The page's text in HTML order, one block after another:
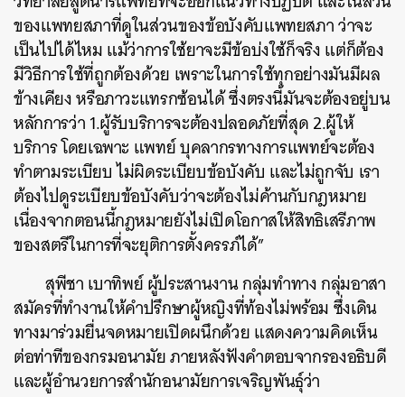
ของแพทยสภาที่ดูในส่วนของข้อบังคับแพทยสภา ว่าจะ
เป็นไปได้ไหม แม้ว่าการใช้ยาจะมีข้อบ่งใช้ก็จริง แต่ก็ต้อง
มีวิธีการใช้ที่ถูกต้องด้วย เพราะในการใช้ทุกอย่างมันมีผล
ข้างเคียง หรือภาวะแทรกซ้อนได้ ซึ่งตรงนี้มันจะต้องอยู่บน
หลักการว่า 1.ผู้รับบริการจะต้องปลอดภัยที่สุด 2.ผู้ให้
บริการ โดยเฉพาะ แพทย์ บุคลากรทางการแพทย์จะต้อง
ทำตามระเบียบ ไม่ผิดระเบียบข้อบังคับ และไม่ถูกจับ เรา
ต้องไปดูระเบียบข้อบังคับว่าจะต้องไม่ค้านกับกฎหมาย
เนื่องจากตอนนี้กฎหมายยังไม่เปิดโอกาสให้สิทธิเสรีภาพ
ของสตรีในการที่จะยุติการตั้งครรภ์ได้”
สุพีชา เบาทิพย์ ผู้ประสานงาน กลุ่มทำทาง กลุ่มอาสา
สมัครที่ทำงานให้คำปรึกษาผู้หญิงที่ท้องไม่พร้อม ซึ่งเดิน
ทางมาร่วมยื่นจดหมายเปิดผนึกด้วย แสดงความคิดเห็น
ต่อท่าทีของกรมอนามัย ภายหลังฟังคำตอบจากรองอธิบดี
และผู้อำนวยการสำนักอนามัยการเจริญพันธุ์ว่า